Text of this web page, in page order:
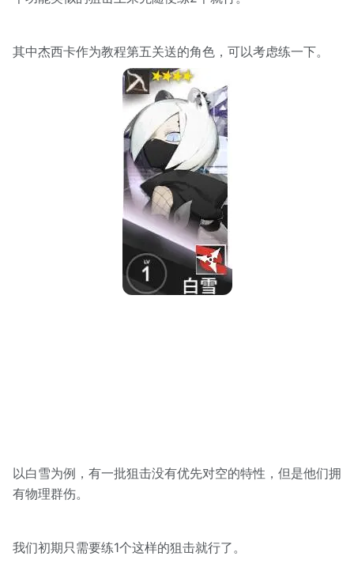
其中杰西卡作为教程第五关送的角色，可以考虑练一下。
以白雪为例，有一批狙击没有优先对空的特性，但是他们拥
有物理群伤。
我们初期只需要练1个这样的狙击就行了。